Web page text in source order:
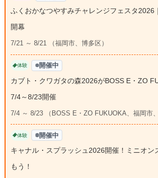
ふくおかなつやすみチャレンジフェスタ2026
開幕
7/21 ～ 8/21 （福岡市、博多区）
体験 開催中
カブト・クワガタの森2026がBOSS E・ZO
7/4～8/23開催
7/4 ～ 8/23 （BOSS E・ZO FUKUOKA、福岡市、
体験 開催中
キャナル・スプラッシュ2026開催！ミニオン
もう！